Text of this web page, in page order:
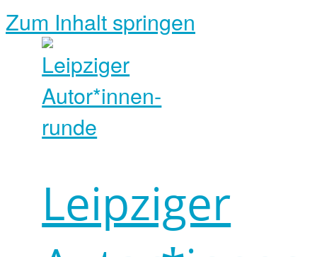
Zum Inhalt springen
Leipziger